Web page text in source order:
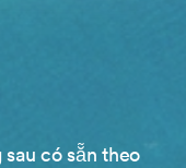
có sẵn theo